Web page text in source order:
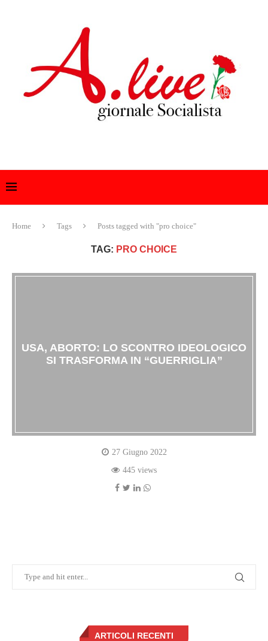
Home Tags Posts tagged with "pro choice"
TAG: PRO CHOICE
USA, ABORTO: LO SCONTRO IDEOLOGICO
SI TRASFORMA IN “GUERRIGLIA”
27 Giugno 2022
445 views
ARTICOLI RECENTI